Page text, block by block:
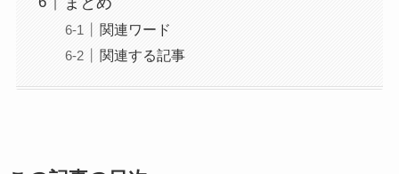
関連ワード
関連する記事